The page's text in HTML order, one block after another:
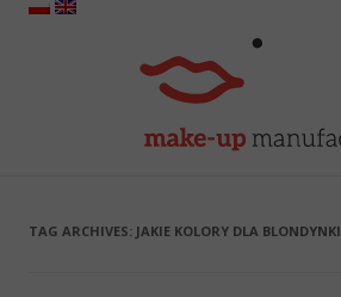
TAG ARCHIVES: JAKIE KOLORY DLA BLONDYNKI